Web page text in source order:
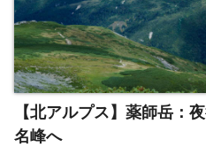
【北アルプス】薬師岳：
名峰へ